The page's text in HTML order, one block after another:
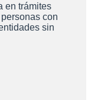
en trámites
con
sin